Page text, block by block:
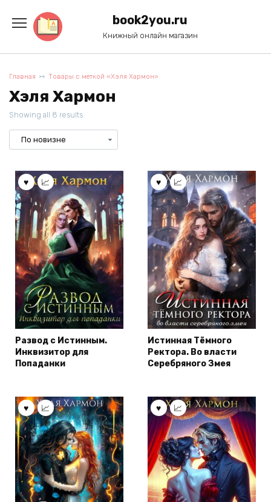
содержанию
book2you.ru
Книжный онлайн магазин
Главная Товары с меткой «Хэля Хармон»
Хэля Хармон
Showing all 8 results
Развод с Истинным.
Инквизитор для
Попаданки
Истинная Тёмного
Ректора. Во власти
Серебряного Змея